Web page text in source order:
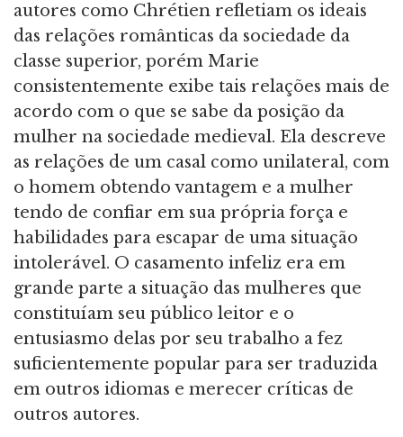
autores como Chrétien refletiam os ideais
das relações românticas da sociedade da
classe superior, porém Marie
consistentemente exibe tais relações mais de
acordo com o que se sabe da posição da
mulher na sociedade medieval. Ela descreve
as relações de um casal como unilateral, com
o homem obtendo vantagem e a mulher
tendo de confiar em sua própria força e
habilidades para escapar de uma situação
intolerável. O casamento infeliz era em
grande parte a situação das mulheres que
constituíam seu público leitor e o
entusiasmo delas por seu trabalho a fez
suficientemente popular para ser traduzida
em outros idiomas e merecer críticas de
outros autores.